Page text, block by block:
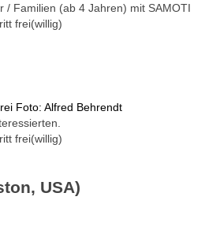
/ Familien (ab 4 Jahren) mit SAMOTI
frei(willig)
frei(willig)
USA)